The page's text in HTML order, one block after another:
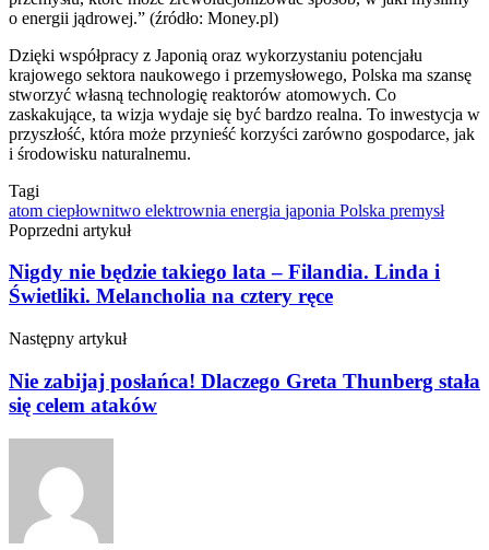
o energii jądrowej.” (źródło: Money.pl)
Dzięki współpracy z Japonią oraz wykorzystaniu potencjału
krajowego sektora naukowego i przemysłowego, Polska ma szansę
stworzyć własną technologię reaktorów atomowych. Co
zaskakujące, ta wizja wydaje się być bardzo realna. To inwestycja w
przyszłość, która może przynieść korzyści zarówno gospodarce, jak
i środowisku naturalnemu.
Tagi
atom ciepłownitwo elektrownia energia japonia Polska premysł
Poprzedni artykuł
Nigdy nie będzie takiego lata – Filandia. Linda i
Świetliki. Melancholia na cztery ręce
Następny artykuł
Nie zabijaj posłańca! Dlaczego Greta Thunberg stała
się celem ataków